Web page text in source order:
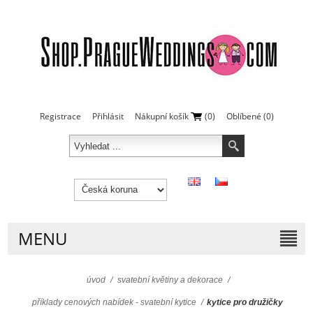
Registrace Přihlásit Nákupní košík (0) Oblíbené (0)
MENU
úvod / svatební květiny a dekorace /
příklady cenových nabídek - svatební kytice / kytice pro družičky